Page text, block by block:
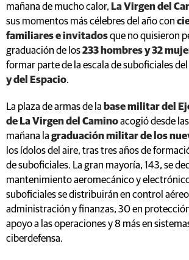
mañana de mucho calor, La Virgen del
sus momentos más célebres del año con
familiares e invitadosque no quisieron
graduación de los233 hombres y 32
formar parte de la escala de suboficiales del
y del Espacio.
La plaza de armas de la base militar del
de La Virgen del Caminoacogió desde
mañana la graduación militar de los
los ídolos del aire, tras tres años de
de suboficiales. La gran mayoría, 143, se
mantenimiento aeromecánico y
suboficiales se distribuirán en control
administración y finanzas, 30 en
apoyo a las operaciones y 8 más en
ciberdefensa.